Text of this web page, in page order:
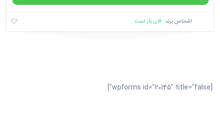
اشخاص برند الان باز است
[wpforms id="20145" title="false"]